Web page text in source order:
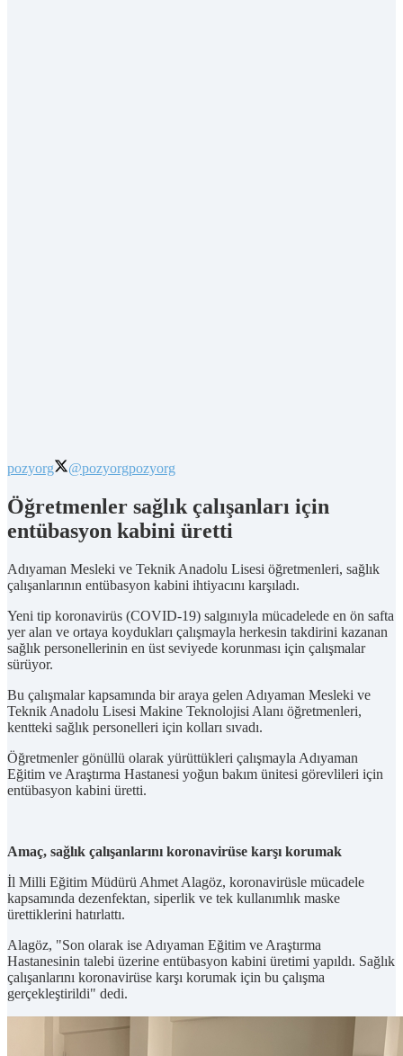
pozyorg @pozyorgpozyorg
Öğretmenler sağlık çalışanları için
entübasyon kabini üretti
Adıyaman Mesleki ve Teknik Anadolu Lisesi öğretmenleri, sağlık
çalışanlarının entübasyon kabini ihtiyacını karşıladı.
Yeni tip koronavirüs (COVID-19) salgınıyla mücadelede en ön safta
yer alan ve ortaya koydukları çalışmayla herkesin takdirini kazanan
sağlık personellerinin en üst seviyede korunması için çalışmalar
sürüyor.
Bu çalışmalar kapsamında bir araya gelen Adıyaman Mesleki ve
Teknik Anadolu Lisesi Makine Teknolojisi Alanı öğretmenleri,
kentteki sağlık personelleri için kolları sıvadı.
Öğretmenler gönüllü olarak yürüttükleri çalışmayla Adıyaman
Eğitim ve Araştırma Hastanesi yoğun bakım ünitesi görevlileri için
entübasyon kabini üretti.
Amaç, sağlık çalışanlarını koronavirüse karşı korumak
İl Milli Eğitim Müdürü Ahmet Alagöz, koronavirüsle mücadele
kapsamında dezenfektan, siperlik ve tek kullanımlık maske
ürettiklerini hatırlattı.
Alagöz, "Son olarak ise Adıyaman Eğitim ve Araştırma
Hastanesinin talebi üzerine entübasyon kabini üretimi yapıldı. Sağlık
çalışanlarını koronavirüse karşı korumak için bu çalışma
gerçekleştirildi" dedi.